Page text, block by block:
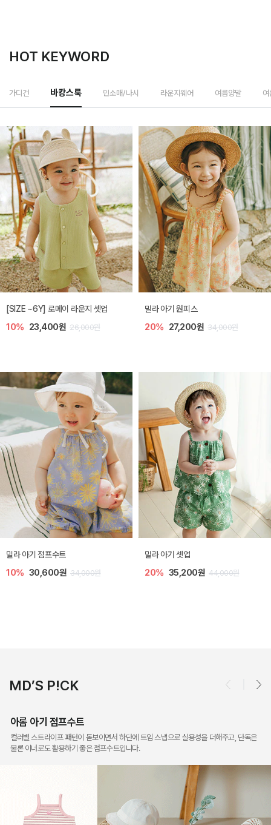
HOT KEYWORD
가디건 바캉스룩 민소매/나시 라운지웨어 여름양말
엘리오 아기 블라우스
20% 21,600원 27,000원
엘로디 니트 아기 뷔스티에
20% 21,600원 27,000원
토닉 아기 민소매 티셔츠
20% 11,200원 14,000원
베티 니트 아기 민소매 티셔츠
10% 24,300원 27,000원
MD’S P!CK
아롬 아기 점프수트
컬러별 스트라이프 패턴이 돋보이면서 하단에 트임 스냅으로 실용성을 더해주고, 단독은
물론 이너로도 활용하기 좋은 점프수트입니다.